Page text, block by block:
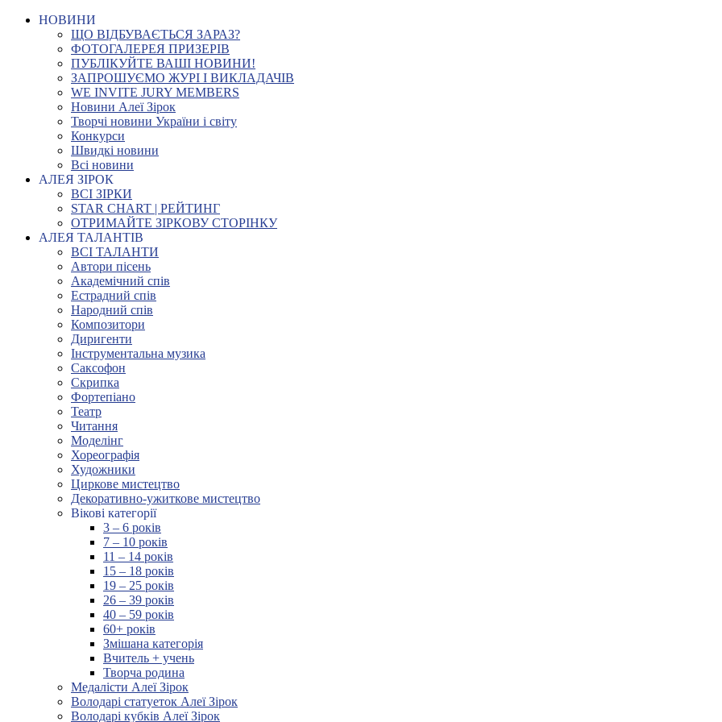
НОВИНИ
ЩО ВІДБУВАЄТЬСЯ ЗАРАЗ?
ФОТОГАЛЕРЕЯ ПРИЗЕРІВ
ПУБЛІКУЙТЕ ВАШІ НОВИНИ!
ЗАПРОШУЄМО ЖУРІ І ВИКЛАДАЧІВ
WE INVITE JURY MEMBERS
Новини Алеї Зірок
Творчі новини України і світу
Конкурси
Швидкі новини
Всі новини
АЛЕЯ ЗІРОК
ВСІ ЗІРКИ
STAR CHART | РЕЙТИНГ
ОТРИМАЙТЕ ЗІРКОВУ СТОРІНКУ
АЛЕЯ ТАЛАНТІВ
ВСІ ТАЛАНТИ
Автори пісень
Академічний спів
Естрадний спів
Народний спів
Композитори
Диригенти
Інструментальна музика
Саксофон
Скрипка
Фортепіано
Театр
Читання
Моделінг
Хореографія
Художники
Циркове мистецтво
Декоративно-ужиткове мистецтво
Вікові категорії
3 – 6 років
7 – 10 років
11 – 14 років
15 – 18 років
19 – 25 років
26 – 39 років
40 – 59 років
60+ років
Змішана категорія
Вчитель + учень
Творча родина
Медалісти Алеї Зірок
Володарі статуеток Алеї Зірок
Володарі кубків Алеї Зірок